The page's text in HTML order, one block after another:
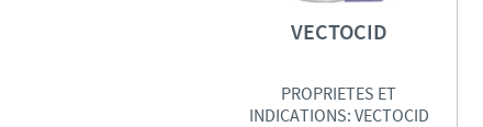
VECTOCID
PROPRIETES ET
INDICATIONS: VECTOCID